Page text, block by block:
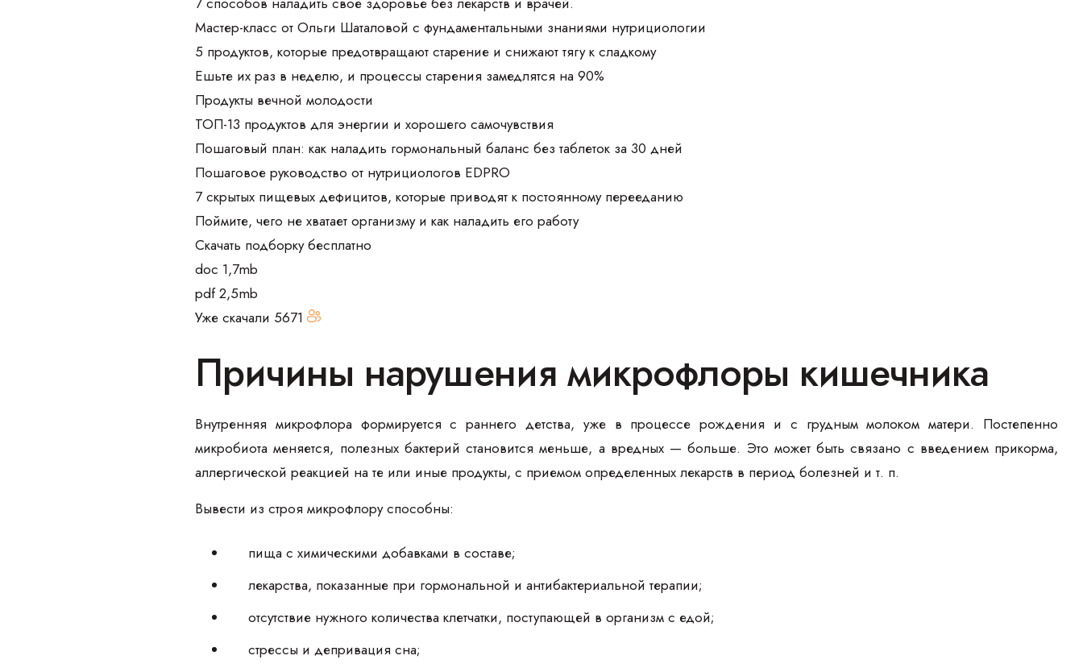
Мастер-класс от Ольги Шаталовой с фундаментальными знаниями нутрициологии
5 продуктов, которые предотвращают старение и снижают тягу к сладкому
Ешьте их раз в неделю, и процессы старения замедлятся на 90%
Продукты вечной молодости
ТОП-13 продуктов для энергии и хорошего самочувствия
Пошаговый план: как наладить гормональный баланс без таблеток за 30 дней
Пошаговое руководство от нутрициологов EDPRO
7 скрытых пищевых дефицитов, которые приводят к постоянному перееданию
Поймите, чего не хватает организму и как наладить его работу
Скачать подборку бесплатно
doc 1,7mb
pdf 2,5mb
Уже скачали 5671
Причины нарушения микрофлоры кишечника
Внутренняя микрофлора формируется с раннего детства, уже в процессе рождения и с грудным молоком матери. Постепенно
микробиота меняется, полезных бактерий становится меньше, а вредных — больше. Это может быть связано с введением прикорма,
аллергической реакцией на те или иные продукты, с приемом определенных лекарств в период болезней и т. п.
Вывести из строя микрофлору способны:
пища с химическими добавками в составе;
лекарства, показанные при гормональной и антибактериальной терапии;
отсутствие нужного количества клетчатки, поступающей в организм с едой;
стрессы и депривация сна;